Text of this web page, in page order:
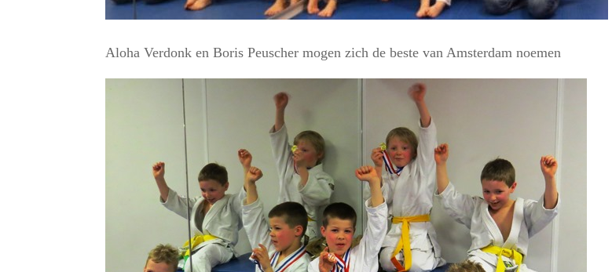
Aloha Verdonk en Boris Peuscher mogen zich de beste van Amsterdam noemen